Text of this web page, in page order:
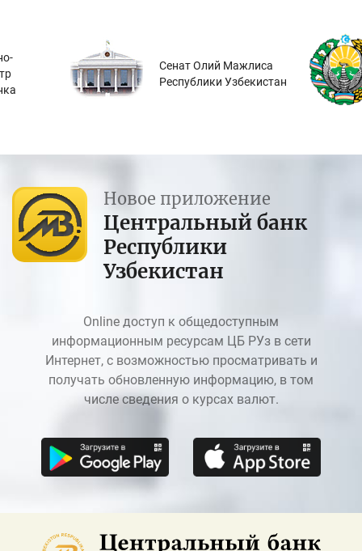
Сенат Олий Мажлиса
Республики Узбекистан
Новое приложение
Центральный банк
Республики
Узбекистан
Online доступ к общедоступным
информационным ресурсам ЦБ РУз в сети
Интернет, с возможностью просматривать и
получать обновленную информацию, в том
числе сведения о курсах валют.